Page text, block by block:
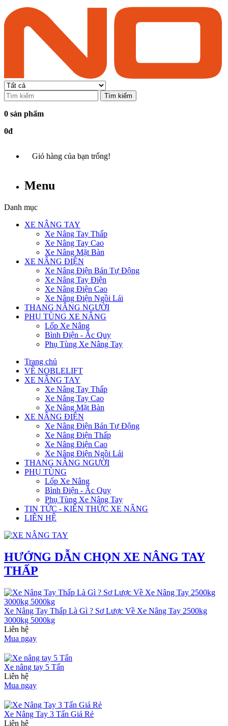
Tìm kiếm
0 sản phẩm
0đ
Giỏ hàng của bạn trống!
Menu
Danh mục
XE NÂNG TAY
Xe Nâng Tay Thấp
Xe Nâng Tay Cao
Xe Nâng Mặt Bàn
XE NÂNG ĐIỆN
Xe Nâng Điện Bán Tự Động
Xe Nâng Tay Điện
Xe Nâng Điện Cao
Xe Nâng Điện Ngồi Lái
THANG NÂNG NGƯỜI
PHỤ TÙNG XE NÂNG
Lốp Xe Nâng
Bình Điện - Ắc Quy
Phụ Tùng Xe Nâng Tay
Trang chủ
VỀ NOBLELIFT
XE NÂNG TAY
Xe Nâng Tay Thấp
Xe Nâng Tay Cao
Xe Nâng Mặt Bàn
XE NÂNG ĐIỆN
Xe Nâng Điện Bán Tự Động
Xe Nâng Điện Thấp
Xe Nâng Điện Cao
Xe Nâng Điện Ngồi Lái
THANG NÂNG NGƯỜI
PHỤ TÙNG
Lốp Xe Nâng
Bình Điện - Ắc Quy
Phụ Tùng Xe Nâng Tay
TIN TỨC - KIẾN THỨC XE NÂNG
LIÊN HỆ
HƯỚNG DẪN CHỌN XE NÂNG TAY
THẤP
Xe Nâng Tay Thấp Là Gì ? Sơ Lược Về Xe Nâng Tay 2500kg
3000kg 5000kg
Liên hệ
Mua ngay
Xe nâng tay 5 Tấn
Liên hệ
Mua ngay
Xe Nâng Tay 3 Tấn Giá Rẻ
Liên hệ